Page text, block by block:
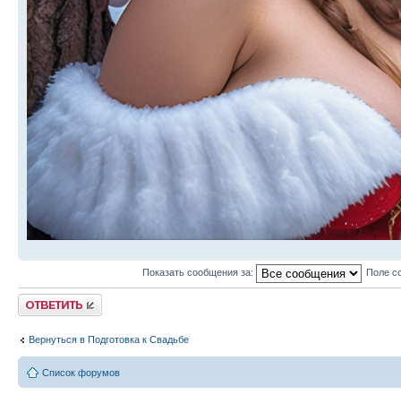
Показать сообщения за: Поле
Ответить
Вернуться в Подготовка к Свадьбе
Список форумов